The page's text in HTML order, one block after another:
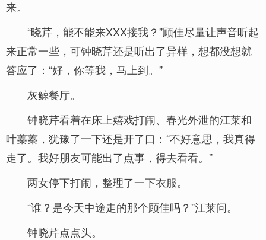
来。
“晓芹，能不能来XXX接我？”顾佳尽量让声音听起
来正常一些，可钟晓芹还是听出了异样，想都没想就
答应了：“好，你等我，马上到。”
灰鲸餐厅。
钟晓芹看着在床上嬉戏打闹、春光外泄的江莱和
叶蓁蓁，犹豫了一下还是开了口：“不好意思，我真得
走了。我好朋友可能出了点事，得去看看。”
两女停下打闹，整理了一下衣服。
“谁？是今天中途走的那个顾佳吗？”江莱问。
钟晓芹点点头。